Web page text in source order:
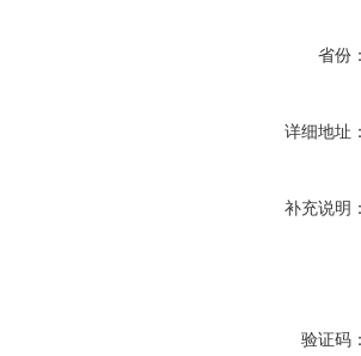
省份
详细地址
补充说明
验证码